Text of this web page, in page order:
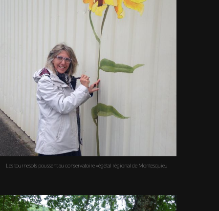
Les tournesols poussent au conservatoire végétal régional de Montesquieu